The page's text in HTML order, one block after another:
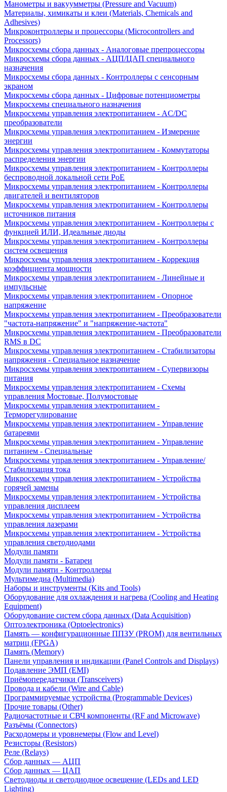
Манометры и вакуумметры (Pressure and Vacuum)
Материалы, химикаты и клеи (Materials, Chemicals and
Adhesives)
Микроконтроллеры и процессоры (Microcontrollers and
Processors)
Микросхемы сбора данных - Аналоговые препроцессоры
Микросхемы сбора данных - АЦП/ЦАП специального
назначения
Микросхемы сбора данных - Контроллеры с сенсорным
экраном
Микросхемы сбора данных - Цифровые потенциометры
Микросхемы специального назначения
Микросхемы управления электропитанием - AC/DC
преобразователи
Микросхемы управления электропитанием - Измерение
энергии
Микросхемы управления электропитанием - Коммутаторы
распределения энергии
Микросхемы управления электропитанием - Контроллеры
беспроводной локальной сети PoE
Микросхемы управления электропитанием - Контроллеры
двигателей и вентиляторов
Микросхемы управления электропитанием - Контроллеры
источников питания
Микросхемы управления электропитанием - Контроллеры с
функцией ИЛИ, Идеальные диоды
Микросхемы управления электропитанием - Контроллеры
систем освещения
Микросхемы управления электропитанием - Коррекция
коэффициента мощности
Микросхемы управления электропитанием - Линейные и
импульсные
Микросхемы управления электропитанием - Опорное
напряжение
Микросхемы управления электропитанием - Преобразователи
"частота-напряжение" и "напряжение-частота"
Микросхемы управления электропитанием - Преобразователи
RMS в DC
Микросхемы управления электропитанием - Стабилизаторы
напряжения - Специальное назначение
Микросхемы управления электропитанием - Супервизоры
питания
Микросхемы управления электропитанием - Схемы
управления Мостовые, Полумостовые
Микросхемы управления электропитанием -
Терморегулирование
Микросхемы управления электропитанием - Управление
батареями
Микросхемы управления электропитанием - Управление
питанием - Специальные
Микросхемы управления электропитанием - Управление/
Стабилизация тока
Микросхемы управления электропитанием - Устройства
горячей замены
Микросхемы управления электропитанием - Устройства
управления дисплеем
Микросхемы управления электропитанием - Устройства
управления лазерами
Микросхемы управления электропитанием - Устройства
управления светодиодами
Модули памяти
Модули памяти - Батареи
Модули памяти - Контроллеры
Мультимедиа (Multimedia)
Наборы и инструменты (Kits and Tools)
Оборудование для охлаждения и нагрева (Cooling and Heating
Equipment)
Оборудование систем сбора данных (Data Acquisition)
Оптоэлектроника (Optoelectronics)
Память — конфигурационные ППЗУ (PROM) для вентильных
матриц (FPGA)
Память (Memory)
Панели управления и индикации (Panel Controls and Displays)
Подавление ЭМП (EMI)
Приёмопередатчики (Transceivers)
Провода и кабели (Wire and Cable)
Программируемые устройства (Programmable Devices)
Прочие товары (Other)
Радиочастотные и СВЧ компоненты (RF and Microwave)
Разъёмы (Connectors)
Расходомеры и уровнемеры (Flow and Level)
Резисторы (Resistors)
Реле (Relays)
Сбор данных — АЦП
Сбор данных — ЦАП
Светодиоды и светодиодное освещение (LEDs and LED
Lighting)